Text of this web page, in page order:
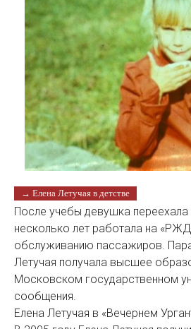
→ Елена Летучая в детстве
После учебы девушка переехала
несколько лет работала на
обслуживанию пассажиров.
Летучая получала высшее
Московском государственном
сообщения.
Елена Летучая в «Вечернем